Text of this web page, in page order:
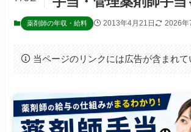
薬剤師の年収・給料 2013年4月21日 2026年
当ページのリンクには広告が含まれて